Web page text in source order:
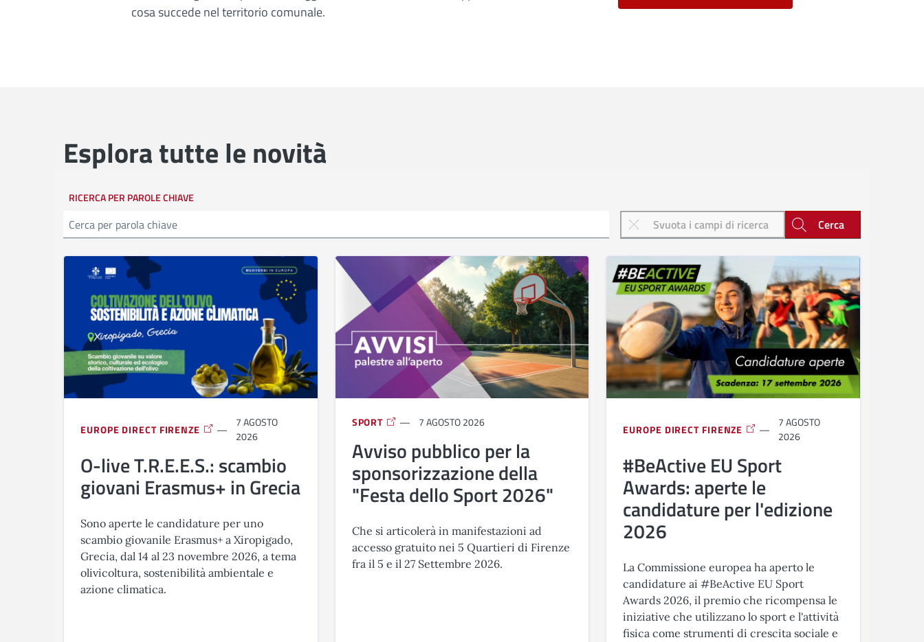
cosa succede nel territorio comunale.
Esplora tutte le novità
RICERCA PER PAROLE CHIAVE
Cerca
EUROPE DIRECT FIRENZE
7 AGOSTO
2026
O-live T.R.E.E.S.: scambio
giovani Erasmus+ in Grecia
Sono aperte le candidature per uno
scambio giovanile Erasmus+ a Xiropigado,
Grecia, dal 14 al 23 novembre 2026, a tema
olivicoltura, sostenibilità ambientale e
azione climatica.
SPORT 7 AGOSTO 2026
Avviso pubblico per la
sponsorizzazione della
"Festa dello Sport 2026"
Che si articolerà in manifestazioni ad
accesso gratuito nei 5 Quartieri di Firenze
fra il 5 e il 27 Settembre 2026.
EUROPE DIRECT FIRENZE
7 AGOSTO
2026
#BeActive EU Sport
Awards: aperte le
candidature per l'edizione
2026
La Commissione europea ha aperto le
candidature ai #BeActive EU Sport
Awards 2026, il premio che ricompensa le
iniziative che utilizzano lo sport e l'attività
fisica come strumenti di crescita sociale e